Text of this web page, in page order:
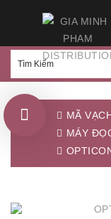
MÃ
MÁY